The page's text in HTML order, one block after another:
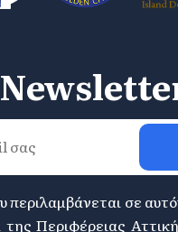
περιλαμβάνεται σε
της Περιφέρειας